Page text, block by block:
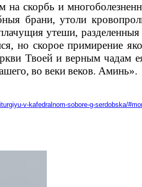
скорбь и
брани, утоли
утеши,
но скорое примирение
Твоей и верным чадам
во веки веков. Аминь».
v-kafedralnom-sobore-g-serdobska/